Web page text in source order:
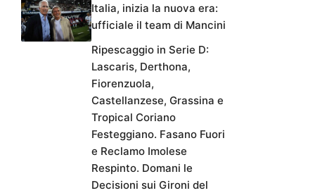
Italia, inizia la nuova era:
ufficiale il team di Mancini
Ripescaggio in Serie D:
Lascaris, Derthona,
Fiorenzuola,
Castellanzese, Grassina e
Tropical Coriano
Festeggiano. Fasano Fuori
e Reclamo Imolese
Respinto. Domani le
Decisioni sui Gironi del